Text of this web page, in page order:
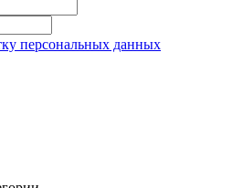
персональных данных